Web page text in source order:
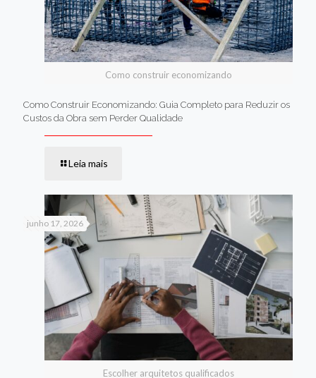
Como construir economizando
Como Construir Economizando: Guia Completo para Reduzir os
Custos da Obra sem Perder Qualidade
Leia mais
Escolher arquitetos qualificados
junho 17, 2026